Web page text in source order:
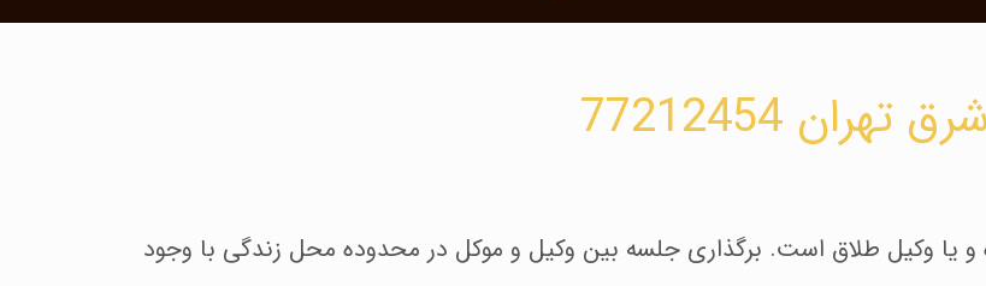
77212454
و یا وکیل طلاق است. برگذاری جلسه بین وکیل و موکل در محدوده محل زندگی با وجود